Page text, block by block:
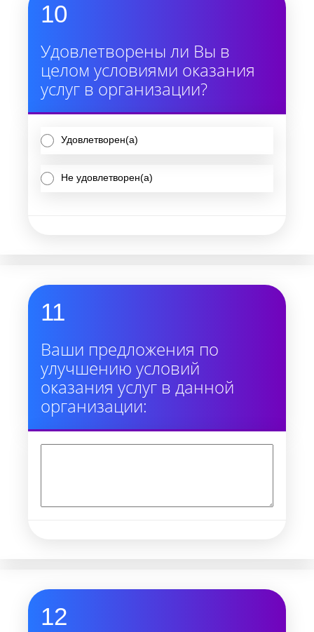
10
Удовлетворены ли Вы в
целом условиями оказания
услуг в организации?
Удовлетворен(а)
Не удовлетворен(а)
11
Ваши предложения по
улучшению условий
оказания услуг в данной
организации:
12